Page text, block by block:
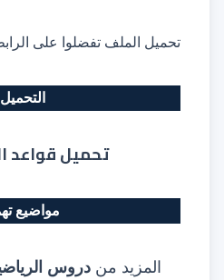
تحميل الملف تفضلوا على
التحميل
تحميل قواعد
مواضيع
المزيد مندروس